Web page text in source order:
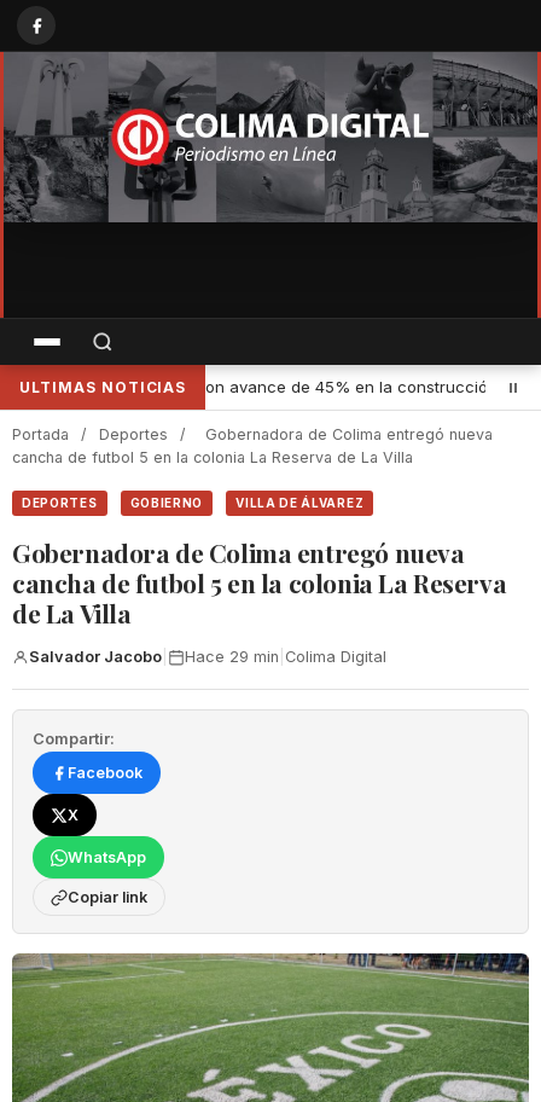
ULTIMAS NOTICIAS
del acueducto ‘Agua para Colima’ • Cultura Colima
Portada / Deportes /
Gobernadora de Colima entregó nueva
cancha de futbol 5 en la colonia La Reserva de La Villa
DEPORTES GOBIERNO VILLA DE ÁLVAREZ
Gobernadora de Colima entregó nueva
cancha de futbol 5 en la colonia La Reserva
de La Villa
Salvador Jacobo Hace 29 min Colima Digital
Compartir:
Facebook
X
WhatsApp
Copiar link